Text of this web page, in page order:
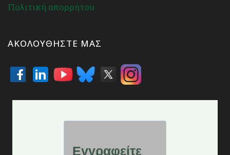
Πολιτική απορρήτου
ΑΚΟΛΟΥΘΉΣΤΕ ΜΑΣ